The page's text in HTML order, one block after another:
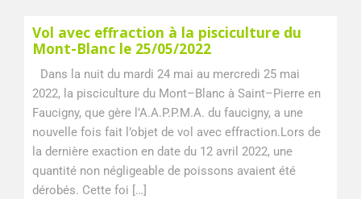
Vol avec effraction à la pisciculture du
Mont-Blanc le 25/05/2022
Dans la nuit du mardi 24 mai au mercredi 25 mai
2022, la pisciculture du Mont–Blanc à Saint–Pierre en
Faucigny, que gère l’A.A.P.P.M.A. du faucigny, a une
nouvelle fois fait l’objet de vol avec effraction.Lors de
la dernière exaction en date du 12 avril 2022, une
quantité non négligeable de poissons avaient été
dérobés. Cette foi […]